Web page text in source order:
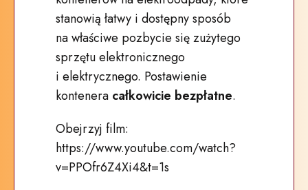
stanowią łatwy i dostępny sposób
na właściwe pozbycie się zużytego
sprzętu elektronicznego
i elektrycznego. Postawienie
kontenera całkowicie bezpłatne.
Obejrzyj film:
https://www.youtube.com/watch?
v=PPOfr6Z4Xi4&t=1s